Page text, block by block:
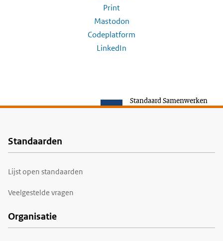
Print
Mastodon
Codeplatform
LinkedIn
Standaard Samenwerken
Voet
Standaarden
Lijst open standaarden
Veelgestelde vragen
Organisatie